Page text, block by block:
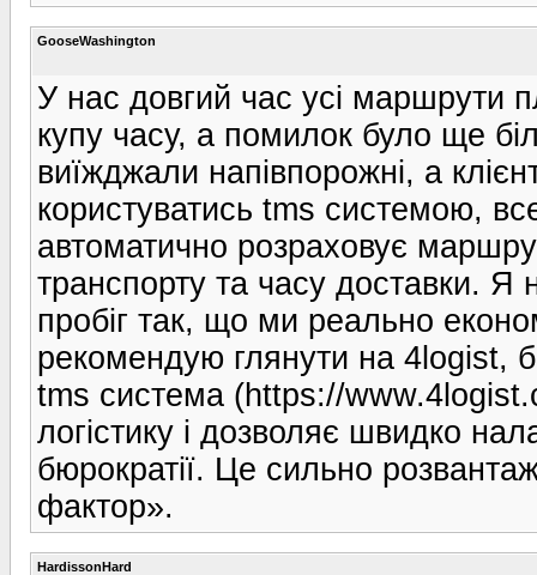
GooseWashington
У нас довгий час усі маршрути
купу часу, а помилок було ще
виїжджали напівпорожні, а
користуватись tms системою,
автоматично розраховує
транспорту та часу доставки. Я
пробіг так, що ми реально
рекомендую глянути на 4logist,
tms система (https://
логістику і дозволяє швидко
бюрократії. Це сильно
фактор».
HardissonHard